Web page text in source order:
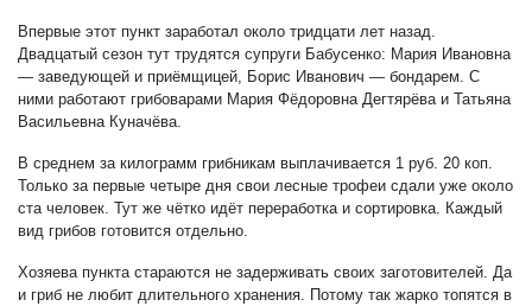
Впервые этот пункт заработал около тридцати лет назад.
Двадцатый сезон тут трудятся супруги Бабусенко: Мария Ивановна
— заведующей и приёмщицей, Борис Иванович — бондарем. С
ними работают грибоварами Мария Фёдоровна Дегтярёва и Татьяна
Васильевна Куначёва.
В среднем за килограмм грибникам выплачивается 1 руб. 20 коп.
Только за первые четыре дня свои лесные трофеи сдали уже около
ста человек. Тут же чётко идёт переработка и сортировка. Каждый
вид грибов готовится отдельно.
Хозяева пункта стараются не задерживать своих заготовителей. Да
и гриб не любит длительного хранения. Потому так жарко топятся в